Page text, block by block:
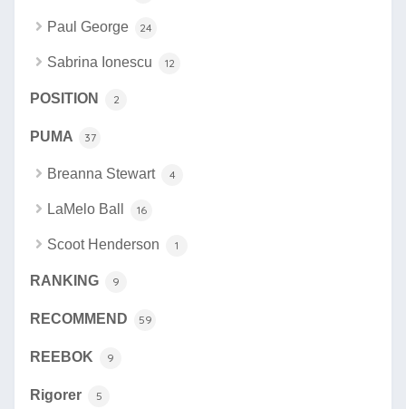
Paul George 24
Sabrina Ionescu 12
POSITION 2
PUMA 37
Breanna Stewart 4
LaMelo Ball 16
Scoot Henderson 1
RANKING 9
RECOMMEND 59
REEBOK 9
Rigorer 5